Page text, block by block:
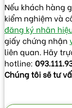
Nếu khách hàng
kiểm nghiệm và
đăng ký nhãn
giấy chứng nhận
liên quan. Hãy
hotline:
Chúng tôi sẽ tư